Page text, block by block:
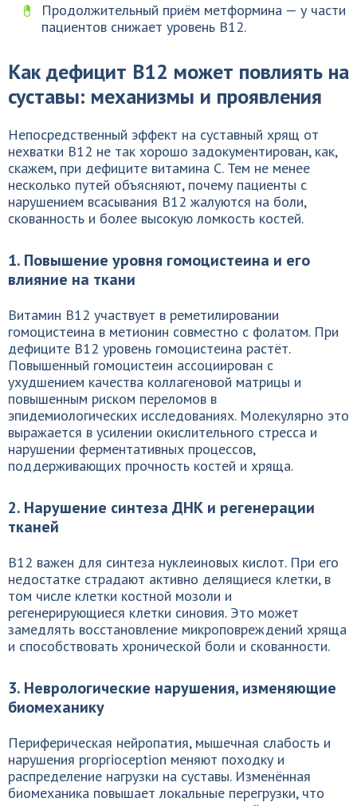
Продолжительный приём метформина — у части
пациентов снижает уровень B12.
Как дефицит B12 может повлиять на
суставы: механизмы и проявления
Непосредственный эффект на суставный хрящ от
нехватки B12 не так хорошо задокументирован, как,
скажем, при дефиците витамина C. Тем не менее
несколько путей объясняют, почему пациенты с
нарушением всасывания B12 жалуются на боли,
скованность и более высокую ломкость костей.
1. Повышение уровня гомоцистеина и его
влияние на ткани
Витамин B12 участвует в реметилировании
гомоцистеина в метионин совместно с фолатом. При
дефиците B12 уровень гомоцистеина растёт.
Повышенный гомоцистеин ассоциирован с
ухудшением качества коллагеновой матрицы и
повышенным риском переломов в
эпидемиологических исследованиях. Молекулярно это
выражается в усилении окислительного стресса и
нарушении ферментативных процессов,
поддерживающих прочность костей и хряща.
2. Нарушение синтеза ДНК и регенерации
тканей
B12 важен для синтеза нуклеиновых кислот. При его
недостатке страдают активно делящиеся клетки, в
том числе клетки костной мозоли и
регенерирующиеся клетки синовия. Это может
замедлять восстановление микроповреждений хряща
и способствовать хронической боли и скованности.
3. Неврологические нарушения, изменяющие
биомеханику
Периферическая нейропатия, мышечная слабость и
нарушения proprioception меняют походку и
распределение нагрузки на суставы. Изменённая
биомеханика повышает локальные перегрузки, что